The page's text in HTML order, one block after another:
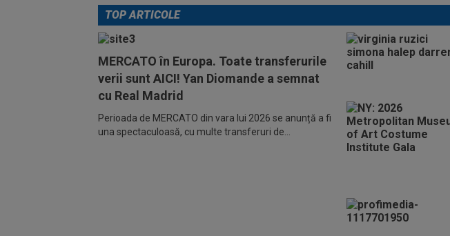
TOP ARTICOLE
MERCATO în Europa. Toate transferurile
verii sunt AICI! Yan Diomande a semnat
cu Real Madrid
Perioada de MERCATO din vara lui 2026 se anunță a fi
una spectaculoasă, cu multe transferuri de...